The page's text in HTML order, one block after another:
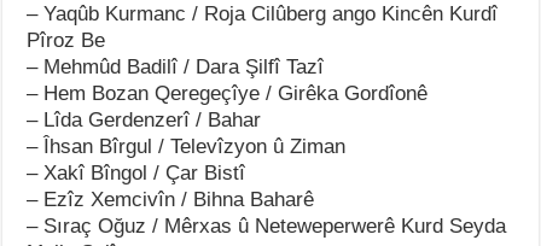
– Yaqûb Kurmanc / Roja Cilûberg ango Kincên Kurdî
Pîroz Be
– Mehmûd Badilî / Dara Şilfî Tazî
– Hem Bozan Qeregeçîye / Girêka Gordîonê
– Lîda Gerdenzerî / Bahar
– Îhsan Bîrgul / Televîzyon û Ziman
– Xakî Bîngol / Çar Bistî
– Ezîz Xemcivîn / Bihna Baharê
– Sıraç Oğuz / Mêrxas û Neteweperwerê Kurd Seyda